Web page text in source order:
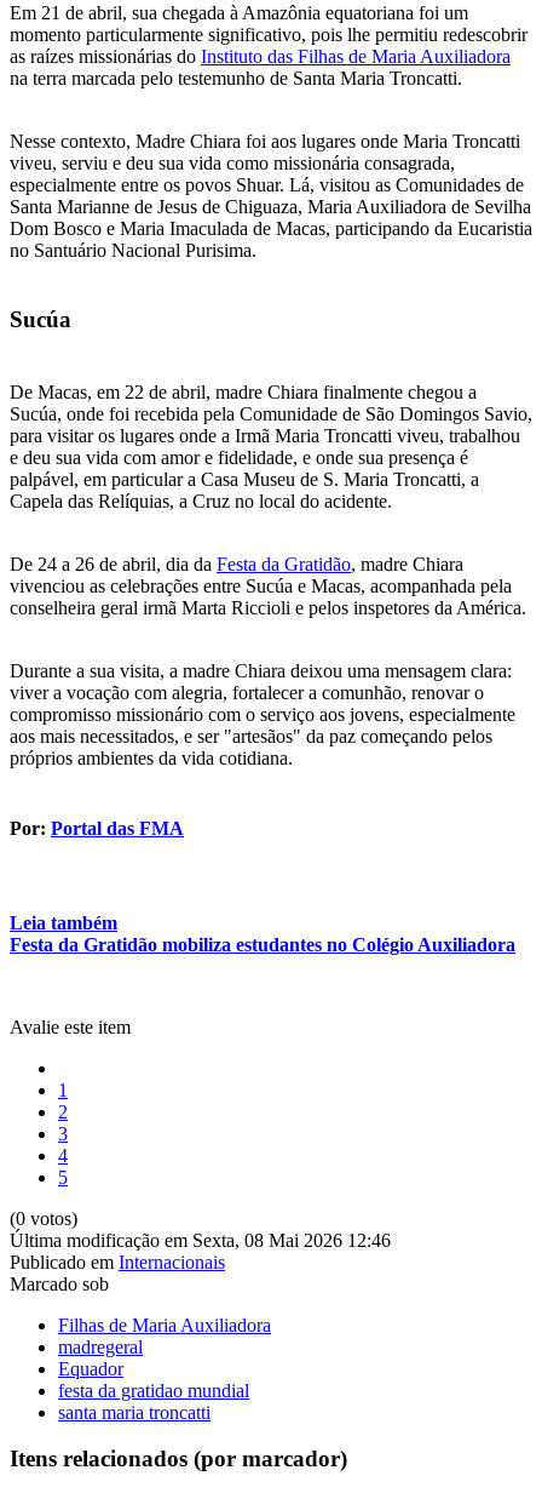
Em 21 de abril, sua chegada à Amazônia equatoriana foi um
momento particularmente significativo, pois lhe permitiu redescobrir
as raízes missionárias do Instituto das Filhas de Maria Auxiliadora
na terra marcada pelo testemunho de Santa Maria Troncatti.
Nesse contexto, Madre Chiara foi aos lugares onde Maria Troncatti
viveu, serviu e deu sua vida como missionária consagrada,
especialmente entre os povos Shuar. Lá, visitou as Comunidades de
Santa Marianne de Jesus de Chiguaza, Maria Auxiliadora de Sevilha
Dom Bosco e Maria Imaculada de Macas, participando da Eucaristia
no Santuário Nacional Purisima.
Sucúa
De Macas, em 22 de abril, madre Chiara finalmente chegou a
Sucúa, onde foi recebida pela Comunidade de São Domingos Savio,
para visitar os lugares onde a Irmã Maria Troncatti viveu, trabalhou
e deu sua vida com amor e fidelidade, e onde sua presença é
palpável, em particular a Casa Museu de S. Maria Troncatti, a
Capela das Relíquias, a Cruz no local do acidente.
De 24 a 26 de abril, dia da Festa da Gratidão, madre Chiara
vivenciou as celebrações entre Sucúa e Macas, acompanhada pela
conselheira geral irmã Marta Riccioli e pelos inspetores da América.
Durante a sua visita, a madre Chiara deixou uma mensagem clara:
viver a vocação com alegria, fortalecer a comunhão, renovar o
compromisso missionário com o serviço aos jovens, especialmente
aos mais necessitados, e ser "artesãos" da paz começando pelos
próprios ambientes da vida cotidiana.
Por: Portal das FMA
Leia também
Festa da Gratidão mobiliza estudantes no Colégio Auxiliadora
Avalie este item
1
2
3
4
5
(0 votos)
Última modificação em Sexta, 08 Mai 2026 12:46
Publicado em Internacionais
Marcado sob
Filhas de Maria Auxiliadora
madregeral
Equador
festa da gratidao mundial
santa maria troncatti
Itens relacionados (por marcador)